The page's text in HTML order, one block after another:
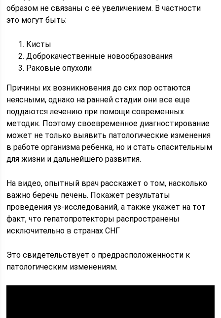
образом не связаны с её увеличением. В частности
это могут быть:
Кисты
Доброкачественные новообразования
Раковые опухоли
Причины их возникновения до сих пор остаются
неясными, однако на ранней стадии они все еще
поддаются лечению при помощи современных
методик. Поэтому своевременное диагностирование
может не только выявить патологические изменения
в работе организма ребенка, но и стать спасительным
для жизни и дальнейшего развития.
На видео, опытный врач расскажет о том, насколько
важно беречь печень. Покажет результаты
проведения уз-исследований, а также укажет на тот
факт, что гепатопротекторы распространены
исключительно в странах СНГ
Это свидетельствует о предрасположенности к
патологическим изменениям.